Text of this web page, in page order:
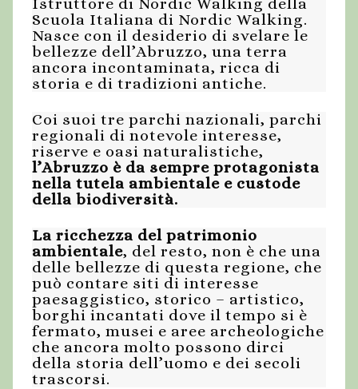
Scuola Italiana di Nordic Walking.
Nasce con il desiderio di svelare le
bellezze dell’Abruzzo, una terra
ancora incontaminata, ricca di
storia e di tradizioni antiche.
Coi suoi tre parchi nazionali, parchi
regionali di notevole interesse,
riserve e oasi naturalistiche,
l’Abruzzo è da sempre protagonista
nella tutela ambientale e custode
della biodiversità.
La ricchezza del patrimonio
ambientale, del resto, non è che una
delle bellezze di questa regione, che
può contare siti di interesse
paesaggistico, storico – artistico,
borghi incantati dove il tempo si è
fermato, musei e aree archeologiche
che ancora molto possono dirci
della storia dell’uomo e dei secoli
trascorsi.